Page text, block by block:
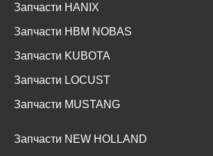
Запчасти HANIX
Запчасти HBM NOBAS
Запчасти KUBOTA
Запчасти LOCUST
Запчасти MUSTANG
Запчасти NEW HOLLAND